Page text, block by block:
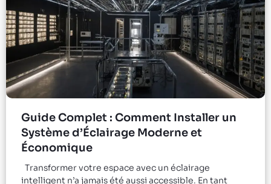
Guide Complet : Comment Installer un
Système d’Éclairage Moderne et
Économique
Transformer votre espace avec un éclairage
intelligent n’a jamais été aussi accessible. En tant